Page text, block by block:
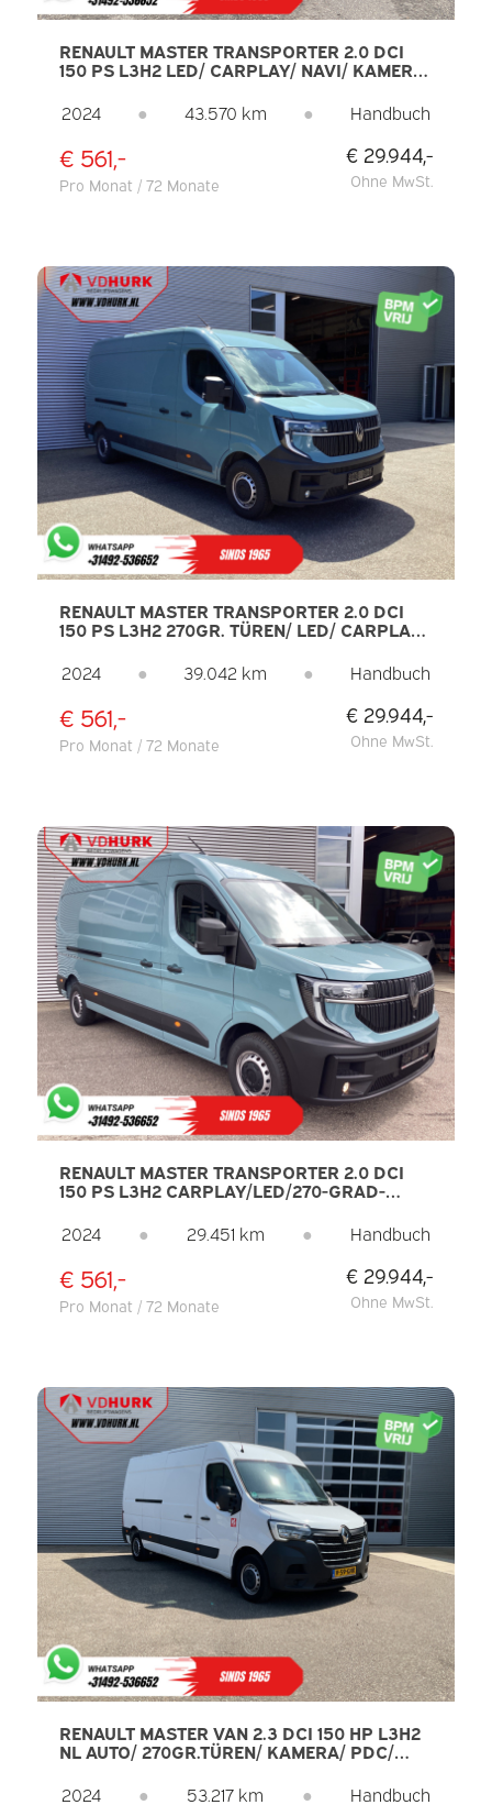
RENAULT MASTER TRANSPORTER 2.0 DCI
150 PS L3H2 LED/ CARPLAY/ NAVI/ KAMERA/
2024
● 43.570 km ● Handbuch
€ 561,-
Pro Monat / 72 Monate
€ 29.944,-
Ohne MwSt.
RENAULT MASTER TRANSPORTER 2.0 DCI
150 PS L3H2 270GR. TÜREN/ LED/ CARPLAY/
PDC/ KLIMAANLAGE
2024 ● 39.042 km ● Handbuch
€ 561,-
Pro Monat / 72 Monate
€ 29.944,-
Ohne MwSt.
RENAULT MASTER TRANSPORTER 2.0 DCI
150 PS L3H2 CARPLAY/LED/270-GRAD-
ANHÄNGELAST/KAMERA/TEMPOMAT/PDC/
2024 ● 29.451 km ● Handbuch
€ 561,-
Pro Monat / 72 Monate
€ 29.944,-
Ohne MwSt.
RENAULT MASTER VAN 2.3 DCI 150 HP L3H2
NL AUTO/ 270GR.TÜREN/ KAMERA/ PDC/
CRUISE/ ANHÄNGERKUPPLUNG/ AIRCO/
DAB
2024 ● 53.217 km ● Handbuch